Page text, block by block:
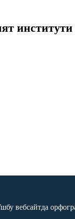
институти
вебсайтда